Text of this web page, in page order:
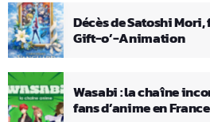
Décès de Satoshi
Gift-o’-Animation
Wasabi : la chaîne
fans d’anime en France